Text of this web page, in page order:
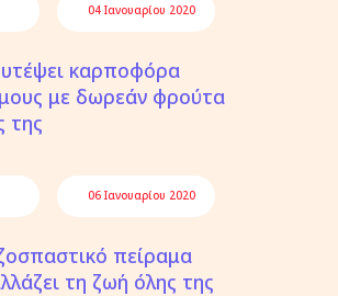
04 Ιανουαρίου 2020
καρποφόρα
με δωρεάν φρούτα
της
06 Ιανουαρίου 2020
πείραμα
τη ζωή όλης της